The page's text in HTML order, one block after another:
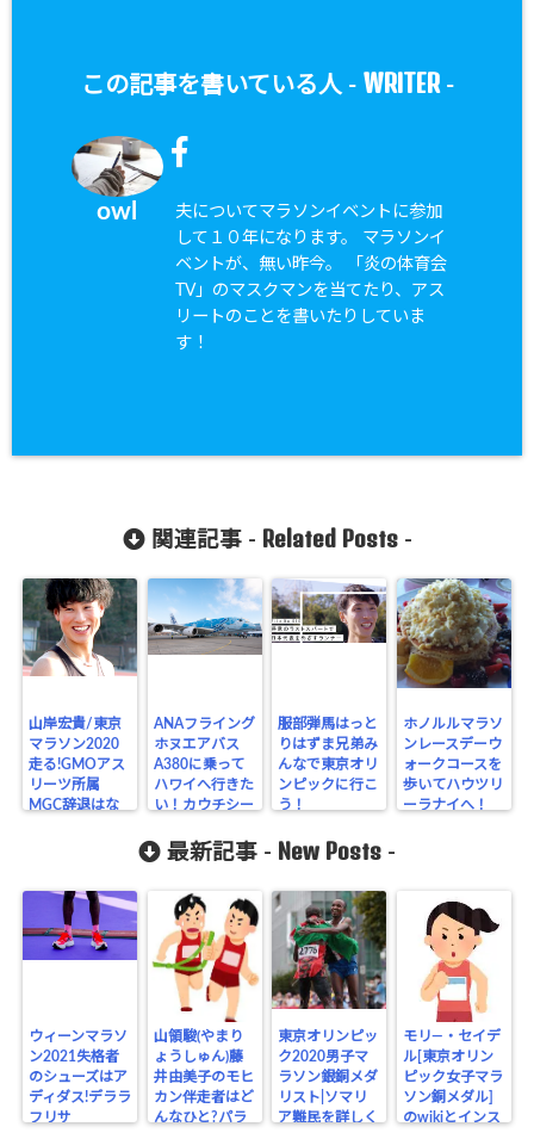
この記事を書いている人 - WRITER-
owl
夫についてマラソンイベントに参加
して１０年になります。 マラソンイ
ベントが、無い昨今。 「炎の体育会
TV」のマスクマンを当てたり、アス
リートのことを書いたりしていま
す！
関連記事 - Related Posts-
山岸宏貴/東京
マラソン2020
走る!GMOアス
リーツ所属
MGC辞退はな
ANAフライング
ホヌエアバス
A380に乗って
ハワイへ行きた
い！カウチシー
は使える？
服部弾馬はっと
りはずま兄弟み
んなで東京オリ
ンピックに行こ
う！
ホノルルマラソ
ンレースデーウ
ォークコースを
歩いてハウツリ
ーラナイへ！
最新記事 - New Posts -
ウィーンマラソ
ン2021失格者
のシューズはア
ディダス!デララ
フリサ
山領駿(やまり
ょうしゅん)藤
井由美子のモヒ
カン伴走者はど
んなひと?パラ
東京オリンピッ
ク2020男子マ
ラソン銀銅メダ
リスト|ソマリ
ア難民を詳しく
モリ―・セイデ
ル[東京オリン
ピック女子マラ
ソン銅メダル]
のwikiとインス